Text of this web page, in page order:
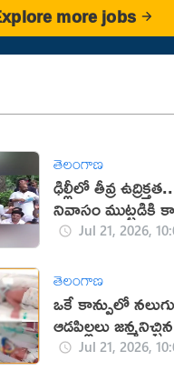
more jobs
తెలంగాణ
ఢిల్లీలో తీవ్ర
నివాసం ముట్టడికి
యత్నం!
Jul 21, 2026,
తెలంగాణ
ఒకే కాన్పులో
ఆడపిల్లలు
Jul 21, 2026,